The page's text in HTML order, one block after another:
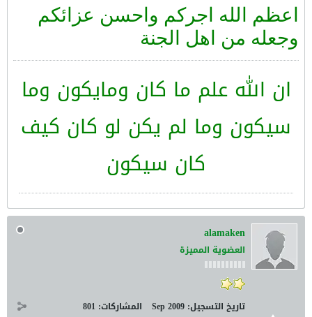
​اعظم الله اجركم واحسن عزائكم
وجعله من اهل الجنة
ان الله علم ما كان ومايكون وما
سيكون وما لم يكن لو كان كيف
كان سيكون
alamaken
العضوية المميزة
تاريخ التسجيل: Sep 2009 المشاركات: 801